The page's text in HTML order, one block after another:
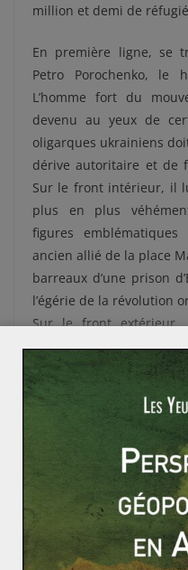
million et demi de
En première ligne, se
Petro Porochenko, le
L’homme fort du
devenu au yeux de
oligarques ukrainiens
dérive autoritaire et de
Sur le front intérieur, il
plus en plus
figures
ancien allié de la place
barreaux d’une prison
l’égérie de la révolution
Sur le front extérieur,
milices russes
implications
chaque jour un peu plus
L’Ukraine
diplomatique
Aux marches de l’Europe,
zone de fracture entre
pays où ces deux
avancent leurs pions,